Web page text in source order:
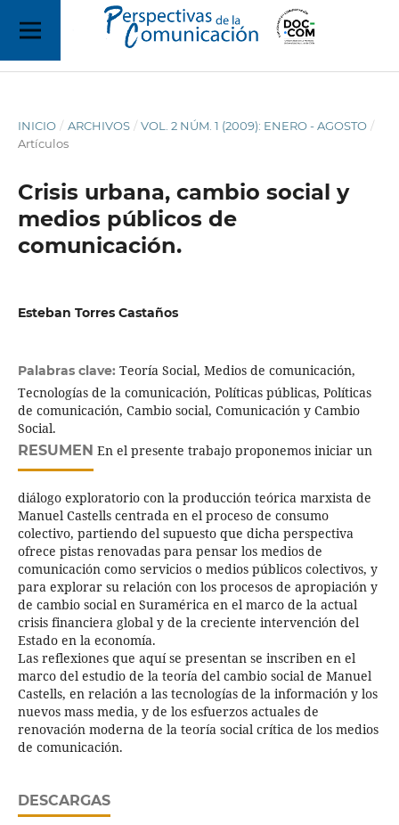
INICIO / ARCHIVOS / VOL. 2 NÚM. 1 (2009): ENERO - AGOSTO /
Artículos
Crisis urbana, cambio social y
medios públicos de
comunicación.
Esteban Torres Castaños
Palabras clave: Teoría Social, Medios de comunicación,
Tecnologías de la comunicación, Políticas públicas, Políticas
de comunicación, Cambio social, Comunicación y Cambio
Social.
RESUMEN En el presente trabajo proponemos iniciar un
diálogo exploratorio con la producción teórica marxista de
Manuel Castells centrada en el proceso de consumo
colectivo, partiendo del supuesto que dicha perspectiva
ofrece pistas renovadas para pensar los medios de
comunicación como servicios o medios públicos colectivos, y
para explorar su relación con los procesos de apropiación y
de cambio social en Suramérica en el marco de la actual
crisis financiera global y de la creciente intervención del
Estado en la economía.
Las reflexiones que aquí se presentan se inscriben en el
marco del estudio de la teoría del cambio social de Manuel
Castells, en relación a las tecnologías de la información y los
nuevos mass media, y de los esfuerzos actuales de
renovación moderna de la teoría social crítica de los medios
de comunicación.
DESCARGAS